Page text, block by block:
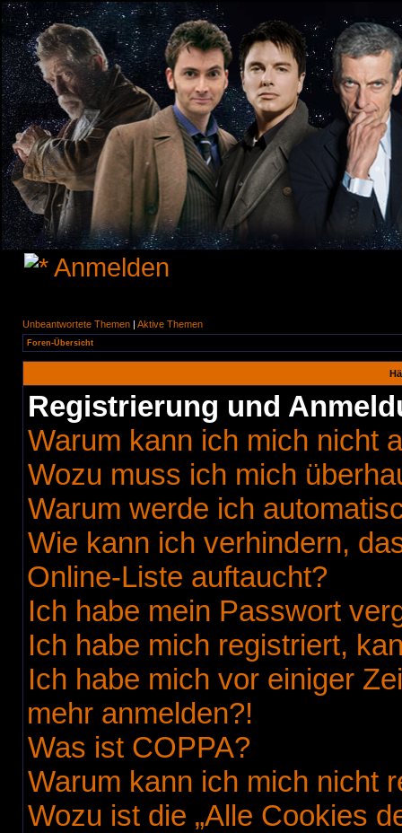
Anmelden
Unbeantwortete Themen | Aktive Themen
Foren-Übersicht
Registrierung und
Warum kann ich mich nicht
Wozu muss ich mich
Warum werde ich
Wie kann ich verhindern,
Online-Liste auftaucht?
Ich habe mein Passwort
Ich habe mich registriert,
Ich habe mich vor einiger
mehr anmelden?!
Was ist COPPA?
Warum kann ich mich nicht
Wozu ist die „Alle Cookies